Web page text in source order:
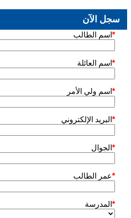
اسم الطالب *
اسم العائلة *
اسم ولي الأمر *
البريد الإلكتروني *
الجوال *
عمر الطالب*
المدرسة *